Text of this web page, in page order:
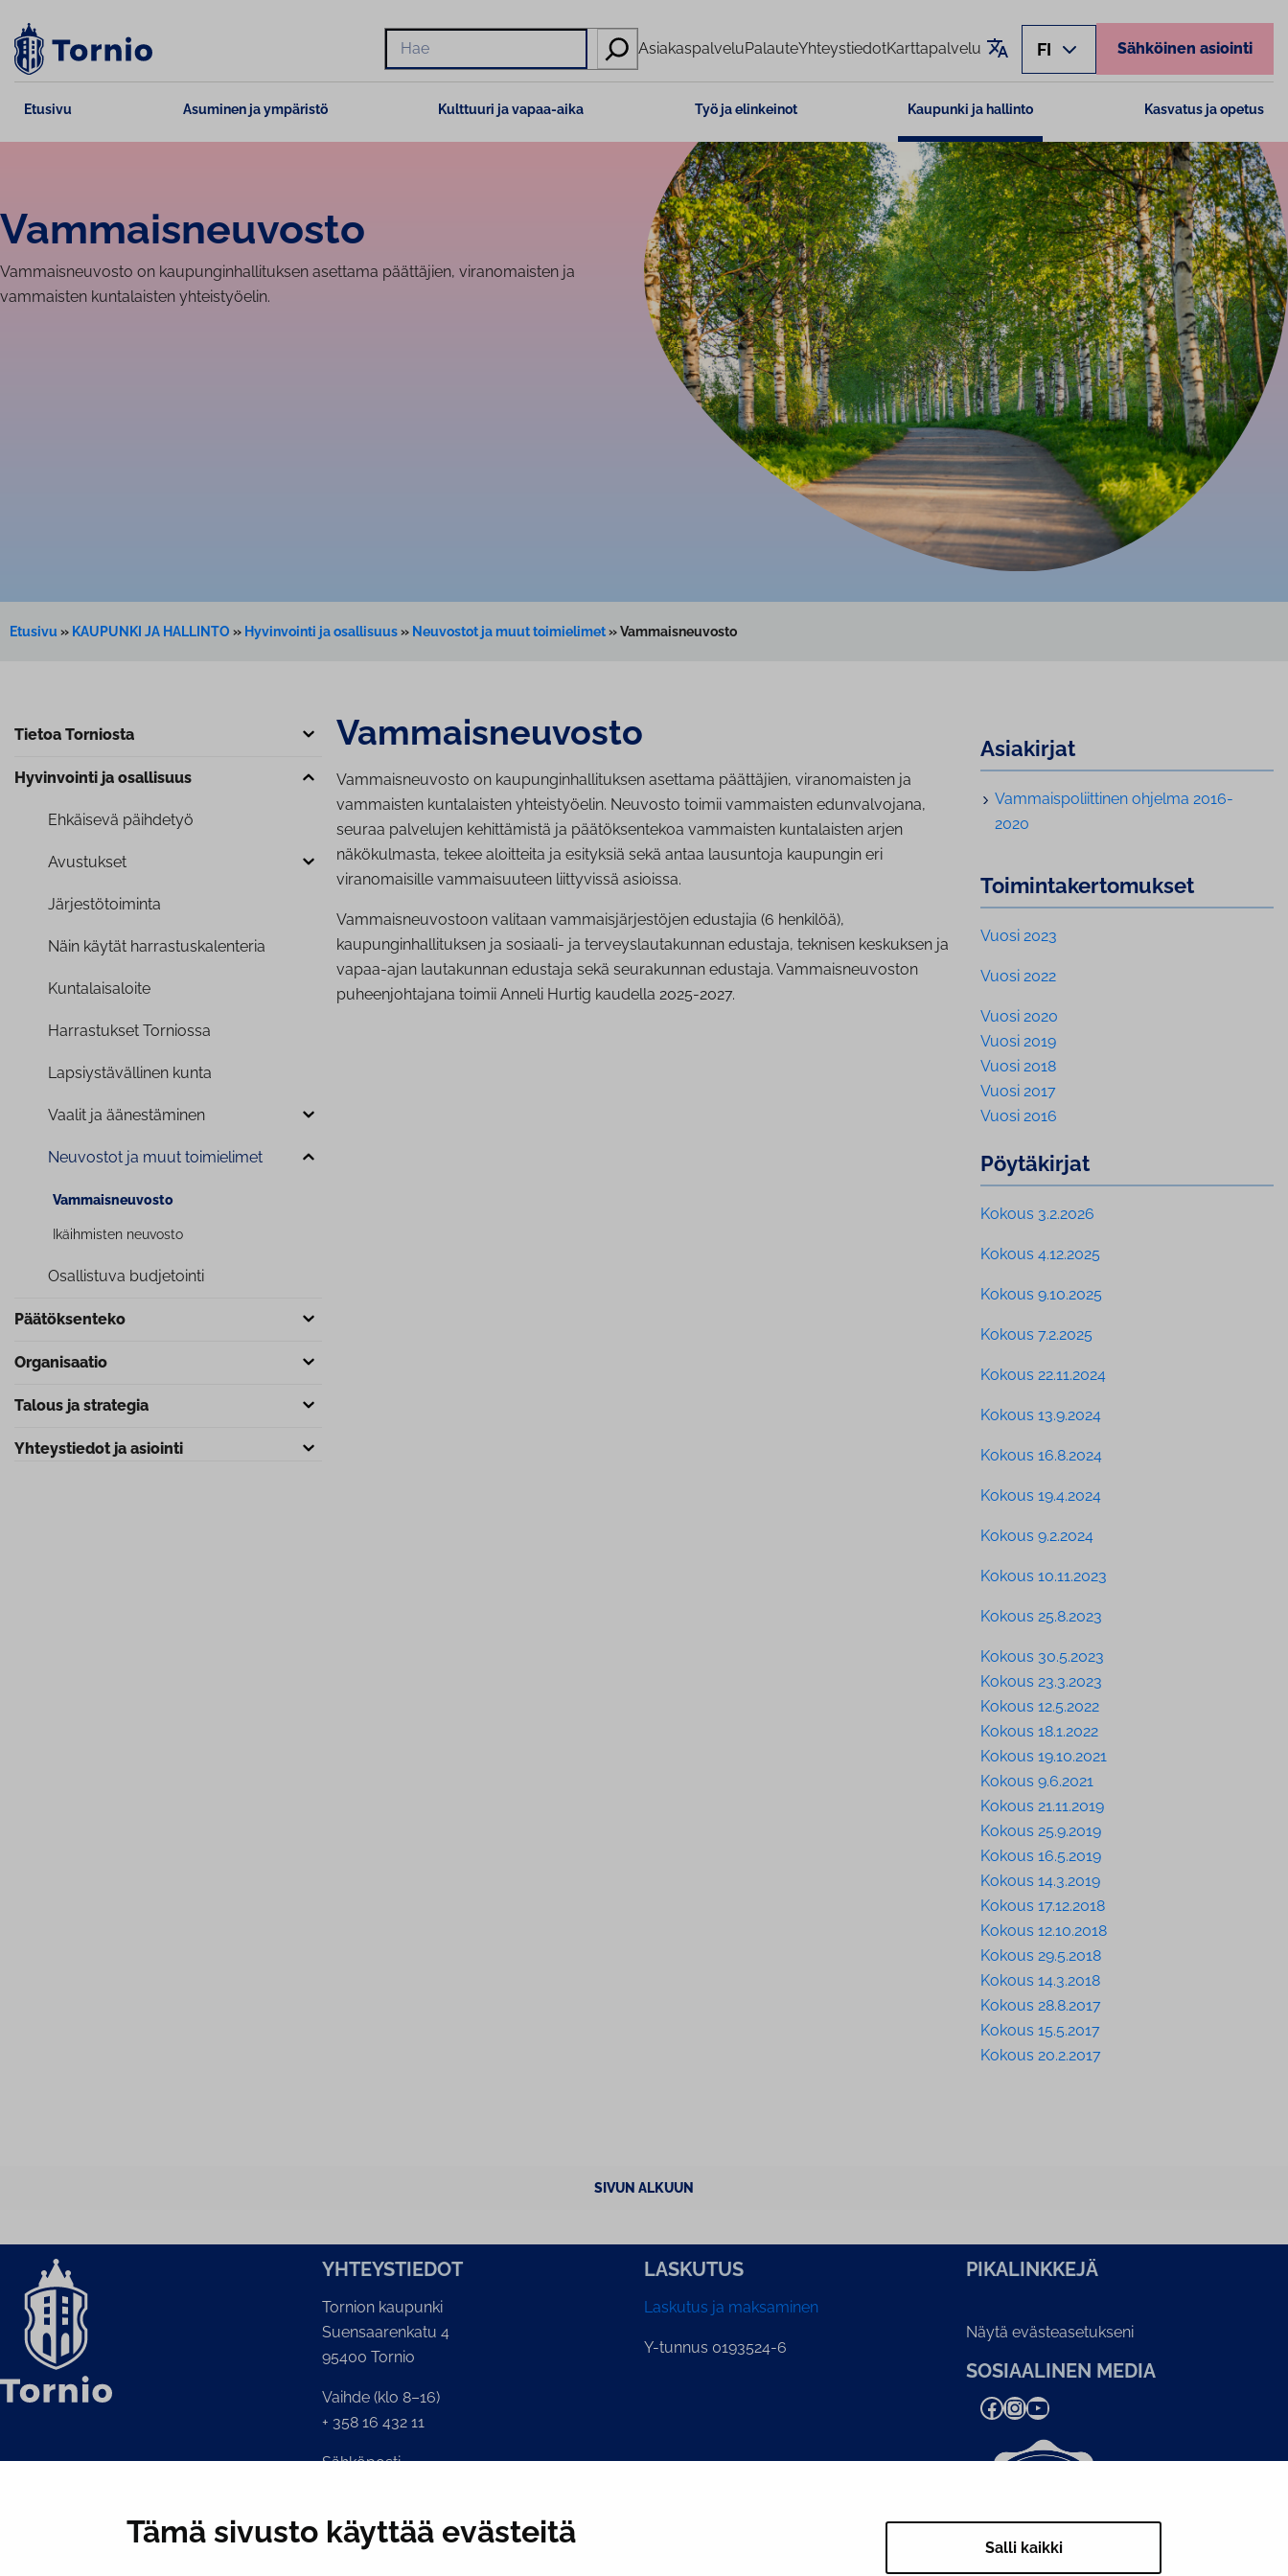
Tämä sivusto käyttää evästeitä Salli kaikki
sisältöön
Hae
AsiakaspalveluPalauteYhteystiedotKarttapalvelu Käännä sivu
FI Sähköinen asiointi
Etusivu Asuminen ja ympäristö Kulttuuri ja vapaa-aika Työ ja elinkeinot Kaupunki ja hallinto Kasvatus ja opetus
Vam­mais­neu­vos­to
Vammaisneuvosto on kaupunginhallituksen asettama päättäjien, viranomaisten ja
vammaisten kuntalaisten yhteistyöelin.
Etusivu » KAUPUNKI JA HALLINTO » Hyvinvointi ja osallisuus» Neuvostot ja muut toimielimet»Vammaisneuvosto
Tietoa Torniosta
Hyvinvointi ja osallisuus
Ehkäisevä päihdetyö
Avustukset
Jär­jes­tö­toi­min­ta
Näin käytät har­ras­tus­ka­len­te­ria
Kun­ta­lais­aloi­te
Har­ras­tuk­set Torniossa
Lap­siys­tä­väl­li­nen kunta
Vaalit ja ää­nes­tä­mi­nen
Neuvostot ja muut toimielimet
Vam­mais­neu­vos­to
Ikäihmisten neuvosto
Osallistuva budjetointi
Pää­tök­sen­te­ko
Or­ga­ni­saa­tio
Talous ja strategia
Yh­teys­tie­dot ja asiointi
Vam­mais­neu­vos­to
Vammaisneuvosto on kaupunginhallituksen asettama päättäjien, viranomaisten ja
vammaisten kuntalaisten yhteistyöelin. Neuvosto toimii vammaisten edunvalvojana,
seuraa palvelujen kehittämistä ja päätöksentekoa vammaisten kuntalaisten arjen
näkökulmasta, tekee aloitteita ja esityksiä sekä antaa lausuntoja kaupungin eri
viranomaisille vammaisuuteen liittyvissä asioissa.
Vammaisneuvostoon valitaan vammaisjärjestöjen edustajia (6 henkilöä),
kaupunginhallituksen ja sosiaali- ja terveyslautakunnan edustaja, teknisen keskuksen ja
vapaa-ajan lautakunnan edustaja sekä seurakunnan edustaja. Vammaisneuvoston
puheenjohtajana toimii Anneli Hurtig kaudella 2025-2027.
Asiakirjat
Vam­mais­po­liit­ti­nen ohjelma 2016-
2020
Toi­min­ta­ker­to­muk­set
Vuosi 2023
Vuosi 2022
Vuosi 2020
Vuosi 2019
Vuosi 2018
Vuosi 2017
Vuosi 2016
Pöytäkirjat
Kokous 3.2.2026
Kokous 4.12.2025
Kokous 9.10.2025
Kokous 7.2.2025
Kokous 22.11.2024
Kokous 13.9.2024
Kokous 16.8.2024
Kokous 19.4.2024
Kokous 9.2.2024
Kokous 10.11.2023
Kokous 25.8.2023
Kokous 30.5.2023
Kokous 23.3.2023
Kokous 12.5.2022
Kokous 18.1.2022
Kokous 19.10.2021
Kokous 9.6.2021
Kokous 21.11.2019
Kokous 25.9.2019
Kokous 16.5.2019
Kokous 14.3.2019
Kokous 17.12.2018
Kokous 12.10.2018
Kokous 29.5.2018
Kokous 14.3.2018
Kokous 28.8.2017
Kokous 15.5.2017
Kokous 20.2.2017
SIVUN ALKUUN
YH­TEYS­TIE­DOT
Tornion kaupunki
Suensaarenkatu 4
95400 Tornio
Vaihde (klo 8–16)
+ 358 16 432 11
Sähköposti
LASKUTUS
Laskutus ja maksaminen
Y-tunnus 0193524-6
PI­KA­LINK­KE­JÄ
Näytä evästeasetukseni
SOSIAALINEN MEDIA
Facebook InstagramYouTube